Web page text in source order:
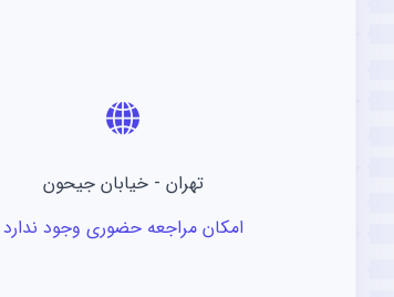
تهران - خیابان جیحون
امکان مراجعه حضوری وجود ندارد